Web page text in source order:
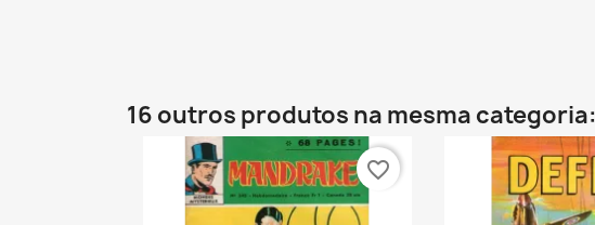
16 outros produtos na mesma categoria:
favorite_border